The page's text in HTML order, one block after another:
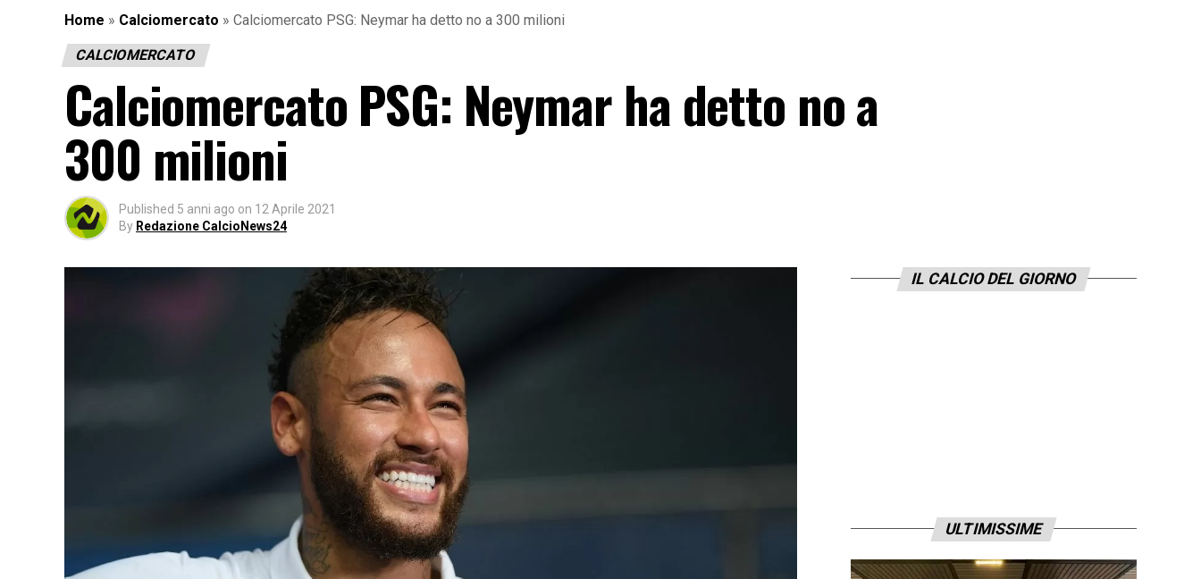
Home » Calciomercato » Calciomercato PSG: Neymar ha detto no a 300 milioni
CALCIOMERCATO
Calciomercato PSG: Neymar ha detto no a
300 milioni
Published 5 anni ago on 12 Aprile 2021
By Redazione CalcioNews24
IL CALCIO DEL GIORNO
ULTIMISSIME